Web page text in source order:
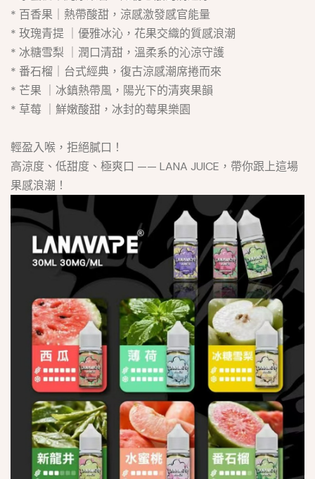
* 百香果｜熱帶酸甜，涼感激發感官能量
* 玫瑰青提 ｜優雅冰沁，花果交織的質感浪潮
* 冰糖雪梨 ｜潤口清甜，溫柔系的沁涼守護
* 番石榴｜台式經典，復古涼感潮席捲而來
* 芒果 ｜冰鎮熱帶風，陽光下的清爽果韻
* 草莓 ｜鮮嫩酸甜，冰封的莓果樂園
輕盈入喉，拒絕膩口！
高涼度、低甜度、極爽口 —— LANA JUICE，帶你跟上這場
果感浪潮！